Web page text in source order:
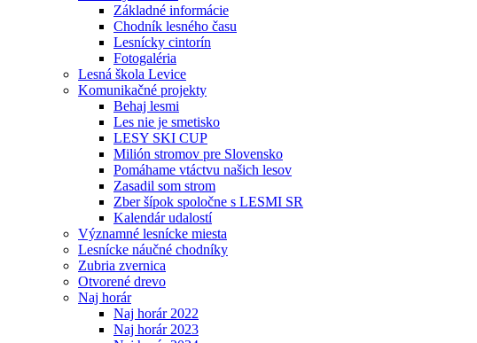
Základné informácie
Chodník lesného času
Lesnícky cintorín
Fotogaléria
Lesná škola Levice
Komunikačné projekty
Behaj lesmi
Les nie je smetisko
LESY SKI CUP
Milión stromov pre Slovensko
Pomáhame vtáctvu našich lesov
Zasadil som strom
Zber šípok spoločne s LESMI SR
Kalendár udalostí
Významné lesnícke miesta
Lesnícke náučné chodníky
Zubria zvernica
Otvorené drevo
Naj horár
Naj horár 2022
Naj horár 2023